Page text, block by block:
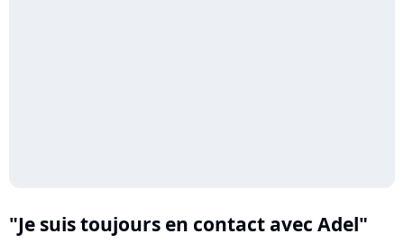
"Je suis toujours en contact avec Adel"